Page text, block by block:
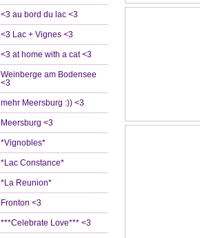
<3 au bord du lac <3
<3 Lac + Vignes <3
<3 at home with a cat <3
Weinberge am Bodensee
<3
mehr Meersburg :)) <3
Meersburg <3
*Vignobles*
*Lac Constance*
*La Reunion*
Fronton <3
***Celebrate Love*** <3